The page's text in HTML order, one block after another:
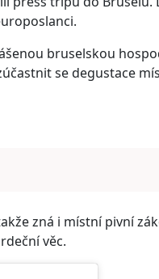
bruselskou
se degustace
zná i místní pivní
věc.